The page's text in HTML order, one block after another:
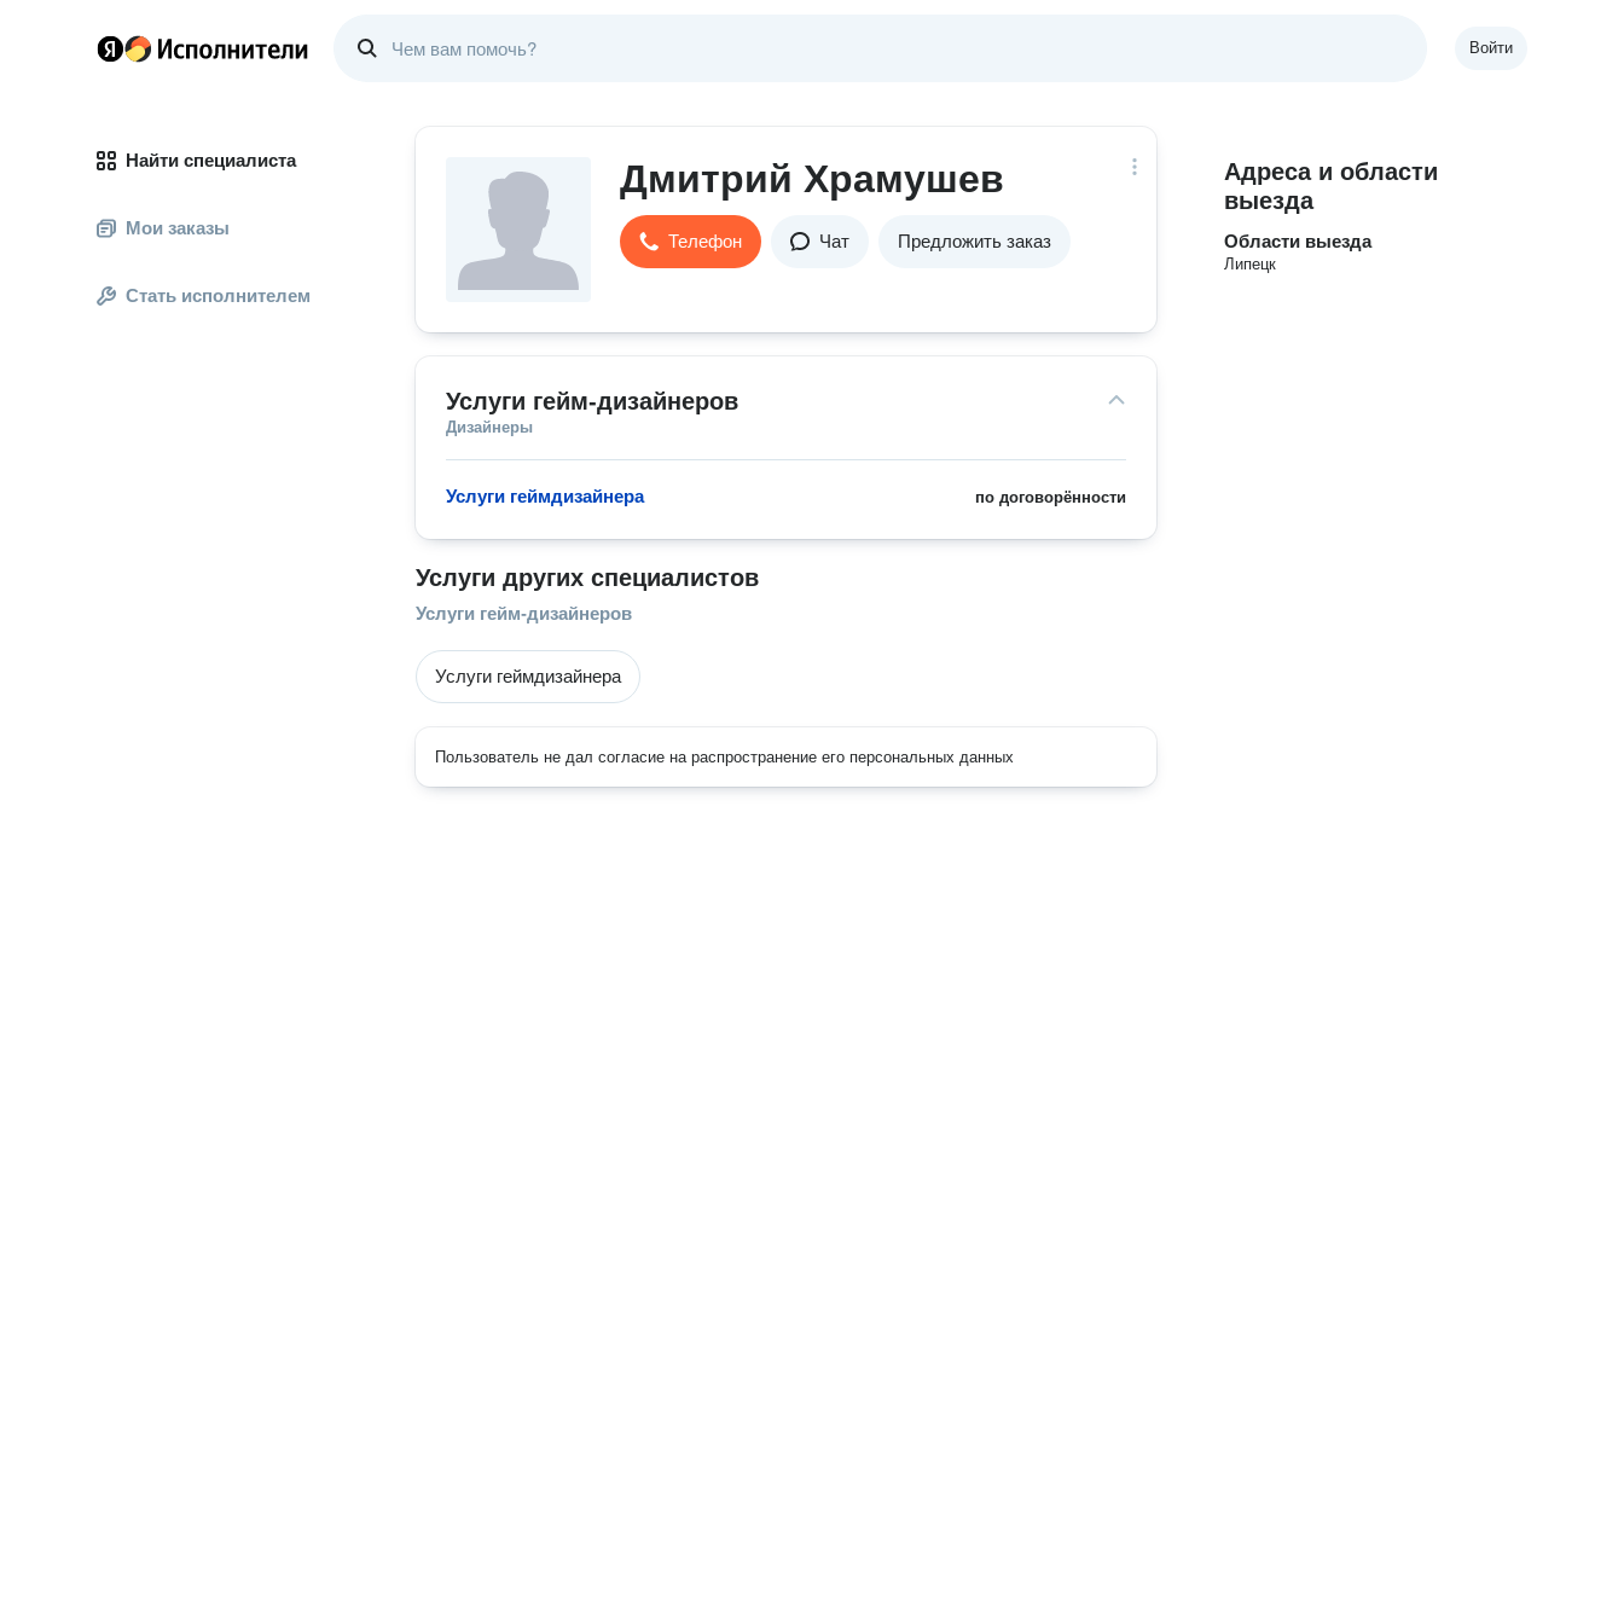
Войти
Найти специалиста
Мои заказы
Стать исполнителем
Дмитрий Храмушев
Телефон Чат Предложить заказ
Услуги гейм-дизайнеров
Дизайнеры
по договорённости
Услуги геймдизайнера
Услуги других специалистов
Услуги гейм-дизайнеров
Услуги геймдизайнера
Пользователь не дал согласие на распространение его персональных данных
Адреса и области
выезда
Области выезда
Липецк